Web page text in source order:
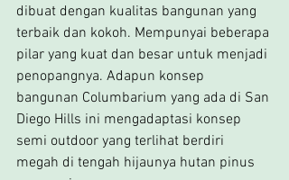
dibuat dengan kualitas bangunan yang
terbaik dan kokoh. Mempunyai beberapa
pilar yang kuat dan besar untuk menjadi
penopangnya. Adapun konsep
bangunan Columbarium yang ada di San
Diego Hills ini mengadaptasi konsep
semi outdoor yang terlihat berdiri
megah di tengah hijaunya hutan pinus